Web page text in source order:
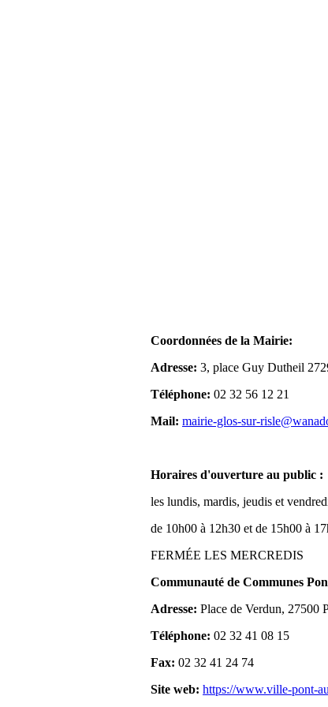
Coordonnées de la Mairie:
Adresse: 3, place Guy Dutheil
Téléphone: 02 32 56 12 21
Mail: mairie-glos-sur-
Horaires d'ouverture au public :
les lundis, mardis, jeudis et
de 10h00 à 12h30 et de 15h00 à
FERMÉE LES MERCREDIS
Communauté de Communes
Adresse: Place de Verdun, 27500
Téléphone: 02 32 41 08 15
Fax: 02 32 41 24 74
Site web: https://www.ville-pont-